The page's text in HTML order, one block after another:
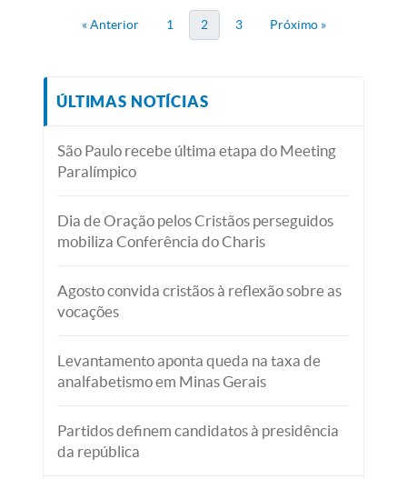
« Anterior 1 2 3 Próximo »
ÚLTIMAS NOTÍCIAS
São Paulo recebe última etapa do Meeting
Paralímpico
Dia de Oração pelos Cristãos perseguidos
mobiliza Conferência do Charis
Agosto convida cristãos à reflexão sobre as
vocações
Levantamento aponta queda na taxa de
analfabetismo em Minas Gerais
Partidos definem candidatos à presidência
da república